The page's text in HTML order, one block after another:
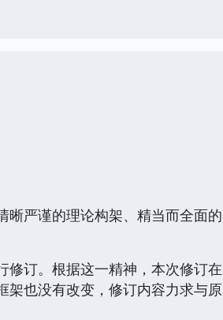
晰严谨的理论构架、精当而全面的
修订。根据这一精神，本次修订在
架也没有改变，修订内容力求与原